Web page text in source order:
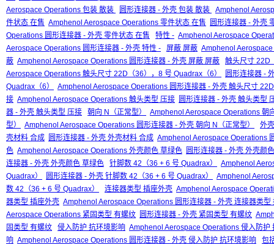
Aerospace Operations 包装 散装
圆形连接器 - 外壳 包装 散装
Amphenol
件状态 在售 Amphenol Aerospace Operations 零件状态 在售
圆形连接器 - 外壳
Operations 圆形连接器 - 外壳 零件状态 在售
特性 - Amphenol Aerospace
Aerospace Operations 圆形连接器 - 外壳 特性 -
屏蔽 屏蔽 Amphenol
蔽 Amphenol Aerospace Operations 圆形连接器 - 外壳 屏蔽 屏蔽
触头尺寸 22D
Aerospace Operations 触头尺寸 22D（36），8 号 Quadrax（6）
圆形连接器 -
Quadrax（6）
Amphenol Aerospace Operations 圆形连接器 - 外壳 触头尺寸
接 Amphenol Aerospace Operations 触头类型 压接 圆形连接器 - 外壳 触头类型
器 - 外壳 触头类型 压接
朝向 N（正常型）
Amphenol Aerospace Operations 朝
型）
Amphenol Aerospace Operations 圆形连接器 - 外壳 朝向 N（正常型）
外
壳材料 合成 圆形连接器 - 外壳 外壳材料 合成 Amphenol Aerospace Operations
色 Amphenol Aerospace Operations 外壳颜色 草绿色 圆形连接器 - 外壳 外壳颜
连接器 - 外壳 外壳颜色 草绿色
针脚数 42（36 + 6 号 Quadrax）
Amphenol
Quadrax）
圆形连接器 - 外壳 针脚数 42（36 + 6 号 Quadrax）
Amphenol
数 42（36 + 6 号 Quadrax）
连接器类型 插座外壳 Amphenol Aerospace
器类型 插座外壳 Amphenol Aerospace Operations 圆形连接器 - 外壳 连接器类型
Aerospace Operations 紧固类型 有螺纹 圆形连接器 - 外壳 紧固类型 有螺纹
固类型 有螺纹
侵入防护 抗环境影响 Amphenol Aerospace Operations 侵入防护
响 Amphenol Aerospace Operations 圆形连接器 - 外壳 侵入防护 抗环境影响
包